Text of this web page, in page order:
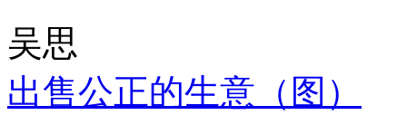
吴思
出售公正的生意（图）